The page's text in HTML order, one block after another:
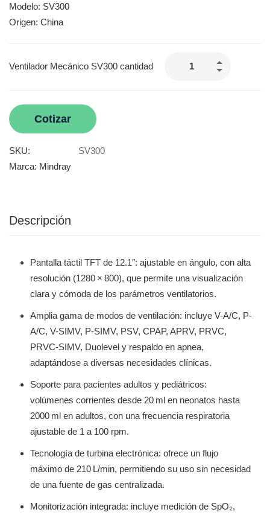
Modelo: SV300
Origen: China
Ventilador Mecánico SV300 cantidad
Cotizar
SKU:
SV300
Marca: Mindray
Descripción
Pantalla táctil TFT de 12.1″: ajustable en ángulo, con alta
resolución (1280 × 800), que permite una visualización
clara y cómoda de los parámetros ventilatorios.
Amplia gama de modos de ventilación: incluye V-A/C, P-
A/C, V-SIMV, P-SIMV, PSV, CPAP, APRV, PRVC,
PRVC-SIMV, Duolevel y respaldo en apnea,
adaptándose a diversas necesidades clínicas.
Soporte para pacientes adultos y pediátricos:
volúmenes corrientes desde 20 ml en neonatos hasta
2000 ml en adultos, con una frecuencia respiratoria
ajustable de 1 a 100 rpm.
Tecnología de turbina electrónica: ofrece un flujo
máximo de 210 L/min, permitiendo su uso sin necesidad
de una fuente de gas centralizada.
Monitorización integrada: incluye medición de SpO₂,